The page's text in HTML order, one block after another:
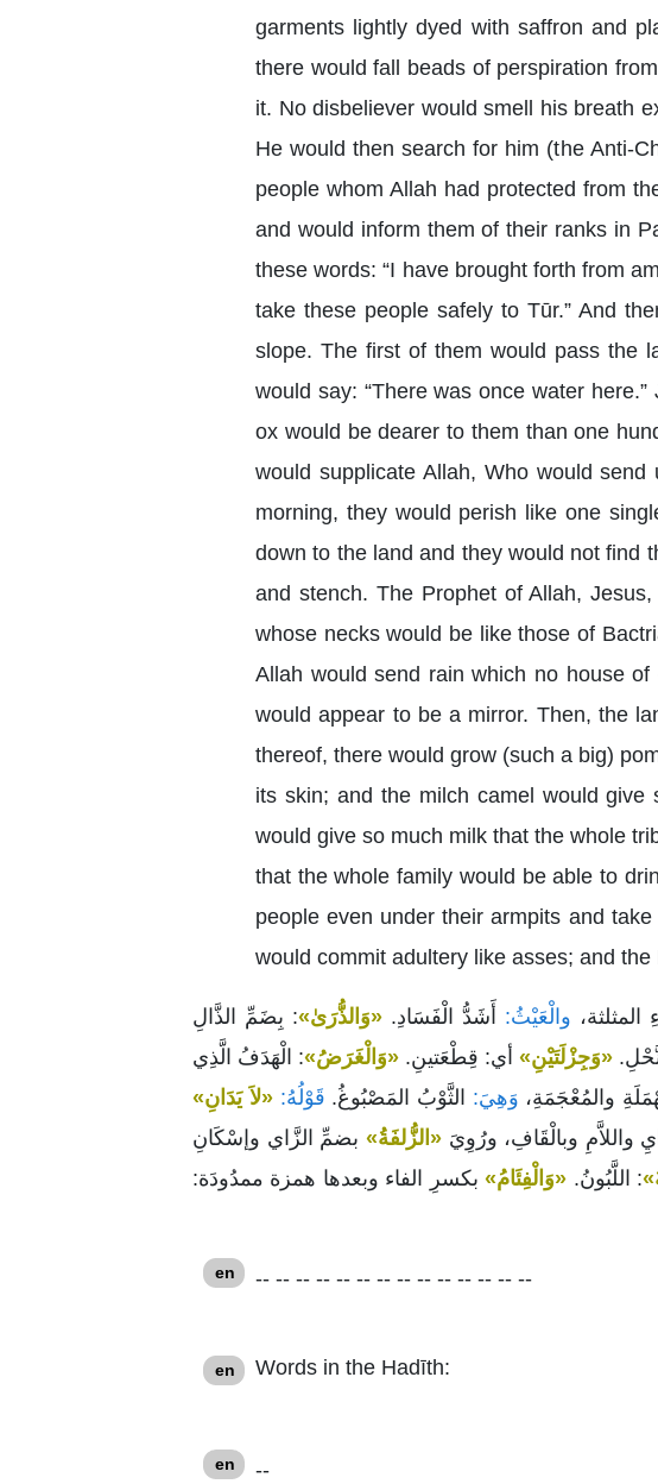
garments lightly dyed with saffron and
there would fall beads of perspiration
it. No disbeliever would smell his breath
He would then search for him (the Anti-
people whom Allah had protected from
and would inform them of their ranks in
these words: “I have brought forth from
take these people safely to Tūr.” And
slope. The first of them would pass the
would say: “There was once water
ox would be dearer to them than one
would supplicate Allah, Who would
morning, they would perish like one
down to the land and they would not find
and stench. The Prophet of Allah,
whose necks would be like those of
Allah would send rain which no house
would appear to be a mirror. Then, the
thereof, there would grow (such a big)
its skin; and the milch camel would
would give so much milk that the whole
that the whole family would be able to
people even under their armpits and
would commit adultery like asses; and
المثلثة، والْعَيْثُ: أَشَدُّ الْفَسَادِ. «وَالذُّرَىٰ»: بِضَمِّ الذَّالِ
«وَجِزْلَتَيْنِ» أي: قِطْعَتينِ. «وَالْغَرَضُ»: الْهَدَفُ الَّذِي
والمُعْجَمَةِ، وَهِيَ: الثَّوْبُ المَصْبُوغُ. قَوْلُهُ: «لاَ يَدَانِ»
واللاَّمِ وبالْقَافِ، ورُوِيَ«الزُّلفَةُ» بضمِّ الزَّاي وإسْكَانِ
: اللَّبُونُ. «وَالْفِئَامُ»بكسرِ الفاء وبعدها همزة ممدُودَة:
en -- -- -- -- -- -- -- -- -- -- -- -- -- --
en
Words in the Hadīth:
en --